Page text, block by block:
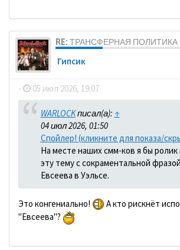
RE: ТРАНСФЕРНАЯ ПОЛИТИКА
Гипсик
- 05 июл 2026, 19:07
WARLOCKписал(а): ↑
04 июл 2026, 01:50
Спойлер! (кликните для показа/
На месте наших смм-ков я бы ролик
эту тему с сокраментальной
Евсеева в Уэльсе.
Это конгениально!
А кто рискнёт
"Евсеева"?